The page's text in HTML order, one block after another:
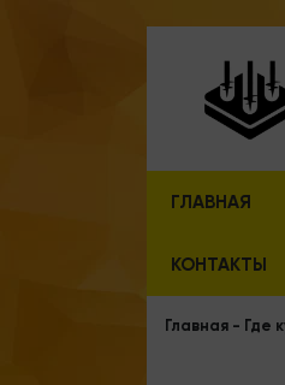
ГЛАВНАЯ
КОНТАКТЫ
Главная - Где